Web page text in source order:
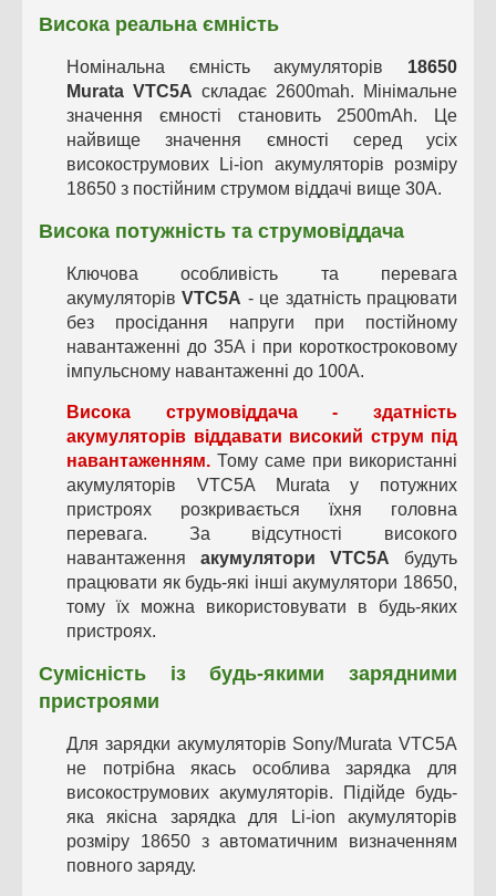
Висока реальна ємність
Номінальна ємність акумуляторів 18650
Murata VTC5A складає 2600mah. Мінімальне
значення ємності становить 2500mAh. Це
найвище значення ємності серед усіх
високострумових Li-ion акумуляторів розміру
18650 з постійним струмом віддачі вище 30А.
Висока потужність та струмовіддача
Ключова особливість та перевага
акумуляторівVTC5A - це здатність працювати
без просідання напруги при постійному
навантаженні до 35А і при короткостроковому
імпульсному навантаженні до 100А.
Висока струмовіддача - здатність
акумуляторів віддавати високий струм під
навантаженням. Тому саме при використанні
акумуляторів VTC5A Murata у потужних
пристроях розкривається їхня головна
перевага. За відсутності високого
навантаження акумулятори VTC5А будуть
працювати як будь-які інші акумулятори 18650,
тому їх можна використовувати в будь-яких
пристроях.
Сумісність із будь-якими зарядними
пристроями
Для зарядки акумуляторів Sony/Murata VTC5A
не потрібна якась особлива зарядка для
високострумових акумуляторів. Підійде будь-
яка якісна зарядка для Li-ion акумуляторів
розміру 18650 з автоматичним визначенням
повного заряду.